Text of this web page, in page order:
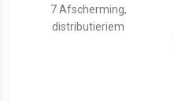
7 Afscherming,
distributieriem